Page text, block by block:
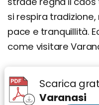
si respira
pace e tranquillità.
come visitare
Scarica
Varanasi